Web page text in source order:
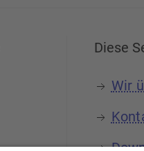
Diese
Wir